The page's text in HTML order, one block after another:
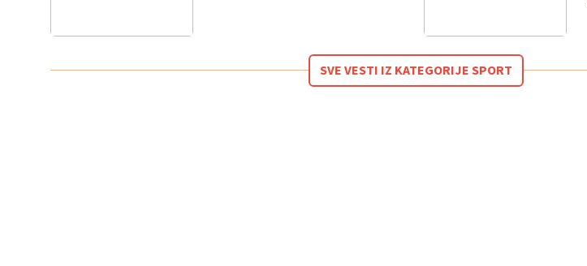
SVE VESTI IZ KATEGORIJE SPORT